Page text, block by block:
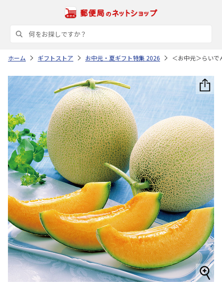
ホーム ギフトストア お中元・夏ギフト特集 2026 ＜お中元＞らい